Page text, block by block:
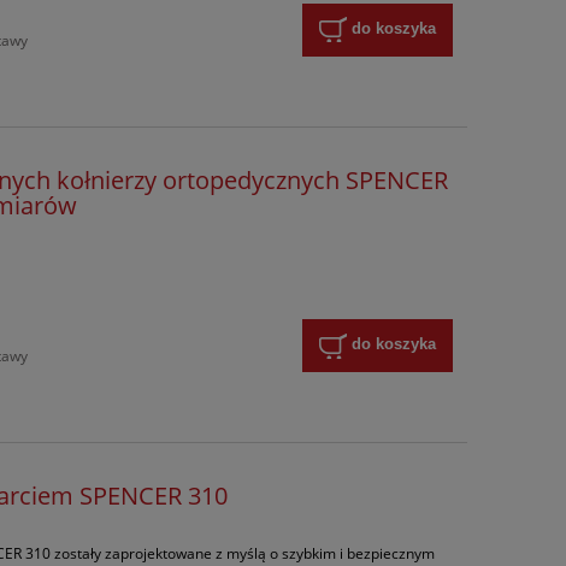
do koszyka
kołnierzy ortopedycznych SPENCER
do koszyka
SPENCER 310
310 zostały zaprojektowane z myślą o szybkim i bezpiecznym